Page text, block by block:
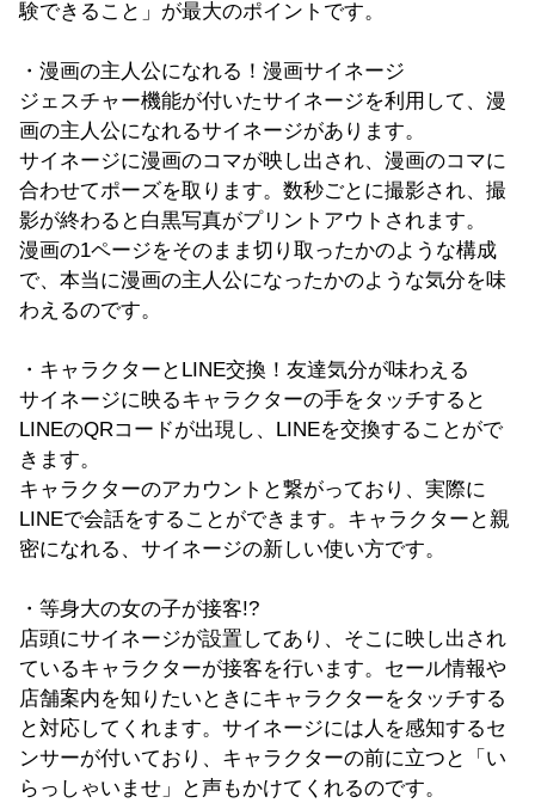
験できること」が最大のポイントです。
・漫画の主人公になれる！漫画サイネージ
ジェスチャー機能が付いたサイネージを利用して、漫
画の主人公になれるサイネージがあります。
サイネージに漫画のコマが映し出され、漫画のコマに
合わせてポーズを取ります。数秒ごとに撮影され、撮
影が終わると白黒写真がプリントアウトされます。
漫画の1ページをそのまま切り取ったかのような構成
で、本当に漫画の主人公になったかのような気分を味
わえるのです。
・キャラクターとLINE交換！友達気分が味わえる
サイネージに映るキャラクターの手をタッチすると
LINEのQRコードが出現し、LINEを交換することがで
きます。
キャラクターのアカウントと繋がっており、実際に
LINEで会話をすることができます。キャラクターと親
密になれる、サイネージの新しい使い方です。
・等身大の女の子が接客!?
店頭にサイネージが設置してあり、そこに映し出され
ているキャラクターが接客を行います。セール情報や
店舗案内を知りたいときにキャラクターをタッチする
と対応してくれます。サイネージには人を感知するセ
ンサーが付いており、キャラクターの前に立つと「い
らっしゃいませ」と声もかけてくれるのです。